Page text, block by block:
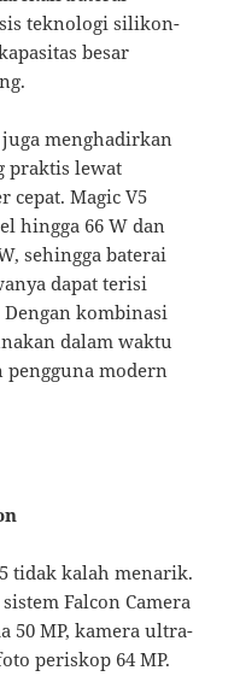
teknologi silikon-
besar
menghadirkan
praktis lewat
cepat. Magic V5
hingga 66 W dan
sehingga baterai
dapat terisi
kombinasi
dalam waktu
modern
tidak kalah menarik.
Falcon Camera
50 MP, kamera ultra-
periskop 64 MP.